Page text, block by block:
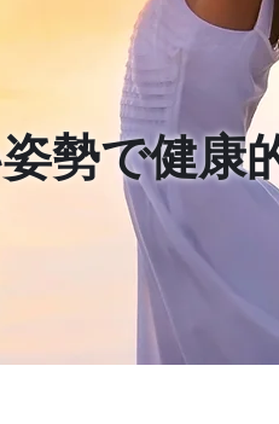
勢で健康